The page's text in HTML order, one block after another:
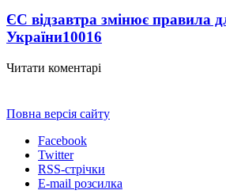
ЄС відзавтра змінює правила
України10016
Читати коментарі
Повна версія сайту
Facebook
Twitter
RSS-стрічки
E-mail розсилка